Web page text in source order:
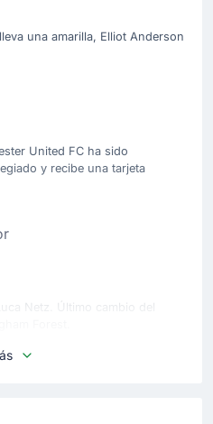
una amarilla, Elliot Anderson
United FC ha sido
y recibe una tarjeta
Netz. Último cambio del